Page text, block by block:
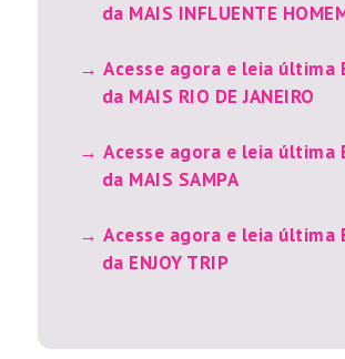
da MAIS INFLUENTE
Acesse agora e leia última
da MAIS RIO DE JANEIRO
Acesse agora e leia última
da MAIS SAMPA
Acesse agora e leia última
da ENJOY TRIP